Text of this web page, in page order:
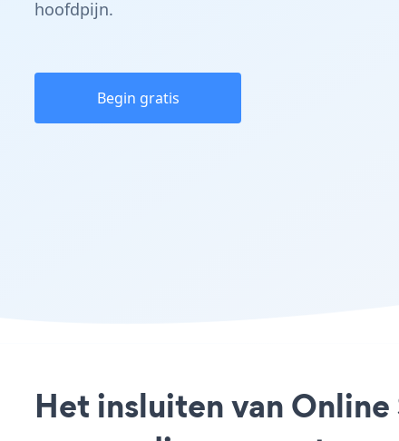
hoofdpijn.
Begin gratis
Het insluiten van